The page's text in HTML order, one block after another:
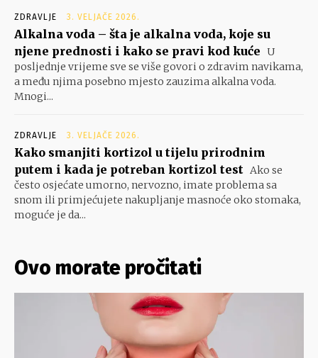
ZDRAVLJE 3. VELJAČE 2026.
Alkalna voda – šta je alkalna voda, koje su
njene prednosti i kako se pravi kod kuće U
posljednje vrijeme sve se više govori o zdravim navikama,
a među njima posebno mjesto zauzima alkalna voda.
Mnogi...
ZDRAVLJE 3. VELJAČE 2026.
Kako smanjiti kortizol u tijelu prirodnim
putem i kada je potreban kortizol test Ako se
često osjećate umorno, nervozno, imate problema sa
snom ili primjećujete nakupljanje masnoće oko stomaka,
moguće je da...
Ovo morate pročitati